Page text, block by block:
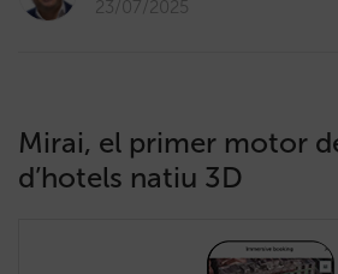
23/07/2025
Mirai, el primer motor
d’hotels natiu 3D